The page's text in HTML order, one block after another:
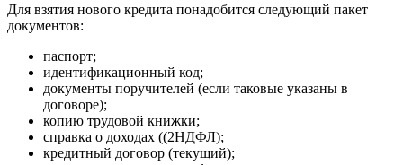
Для взятия нового кредита понадобится следующий пакет
документов:
паспорт;
идентификационный код;
документы поручителей (если таковые указаны в
договоре);
копию трудовой книжки;
справка о доходах ((2НДФЛ);
кредитный договор (текущий);